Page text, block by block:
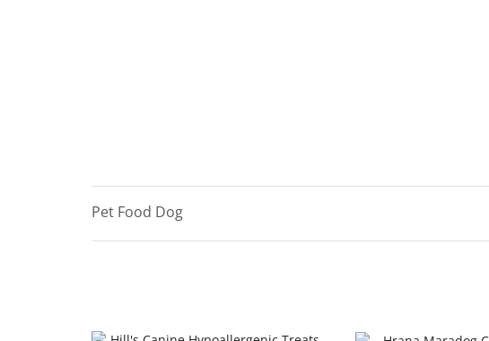
Pet Food Dog